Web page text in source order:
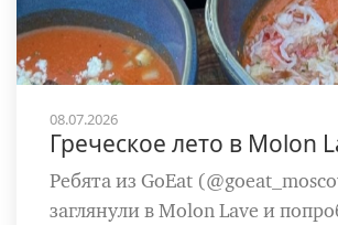
08.07.2026
Греческое лето в Molon
Ребята из GoEat
заглянули в Molon Lave и